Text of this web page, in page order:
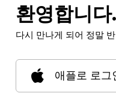
환영합니다.
다시 만나게 되어 정말
애플로 로그